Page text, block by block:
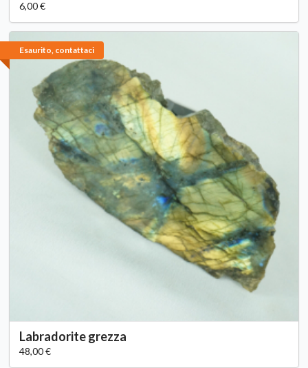
6,00 €
Esaurito, contattaci
Labradorite grezza
48,00 €